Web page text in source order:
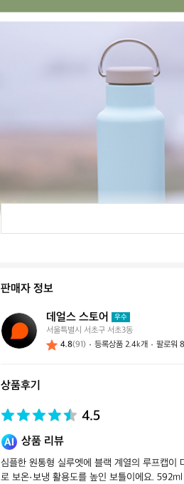
판매자 정보
데
얼
스
어
데얼스 스토어 우수
서울특별시 서초구 서초3동
4.8(91) 등록상품 2.4k개 팔로워
상품후기
4.5
상품 리뷰
심플한 원통형 실루엣에 블랙 계열의 루프캡
로 보온·보냉 활용도를 높인 보틀이에요.